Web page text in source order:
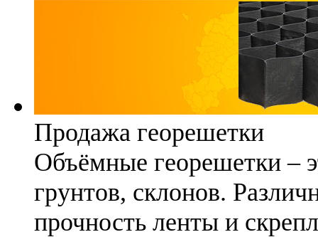
Продажа георешетки
Объёмные георешетки –
грунтов, склонов.
прочность ленты и